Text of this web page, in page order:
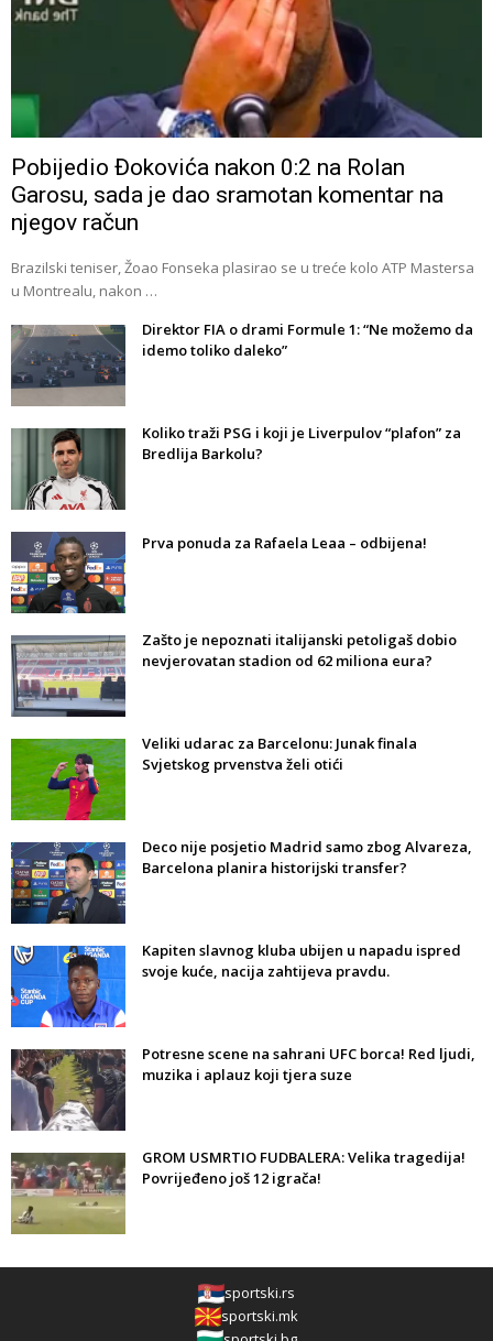
Pobijedio Đokovića nakon 0:2 na Rolan
Garosu, sada je dao sramotan komentar na
njegov račun
Brazilski teniser, Žoao Fonseka plasirao se u treće kolo ATP Mastersa
u Montrealu, nakon …
Direktor FIA o drami Formule 1: “Ne možemo da
idemo toliko daleko”
Koliko traži PSG i koji je Liverpulov “plafon” za
Bredlija Barkolu?
Prva ponuda za Rafaela Leaa – odbijena!
Zašto je nepoznati italijanski petoligaš dobio
nevjerovatan stadion od 62 miliona eura?
Veliki udarac za Barcelonu: Junak finala
Svjetskog prvenstva želi otići
Deco nije posjetio Madrid samo zbog Alvareza,
Barcelona planira historijski transfer?
Kapiten slavnog kluba ubijen u napadu ispred
svoje kuće, nacija zahtijeva pravdu.
Potresne scene na sahrani UFC borca! Red ljudi,
muzika i aplauz koji tjera suze
GROM USMRTIO FUDBALERA: Velika tragedija!
Povrijeđeno još 12 igrača!
sportski.rs
sportski.mk